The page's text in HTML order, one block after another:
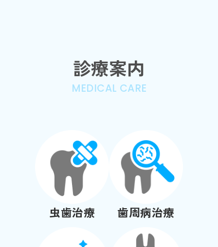
診療案内
MEDICAL CARE
虫歯治療 歯周病治療